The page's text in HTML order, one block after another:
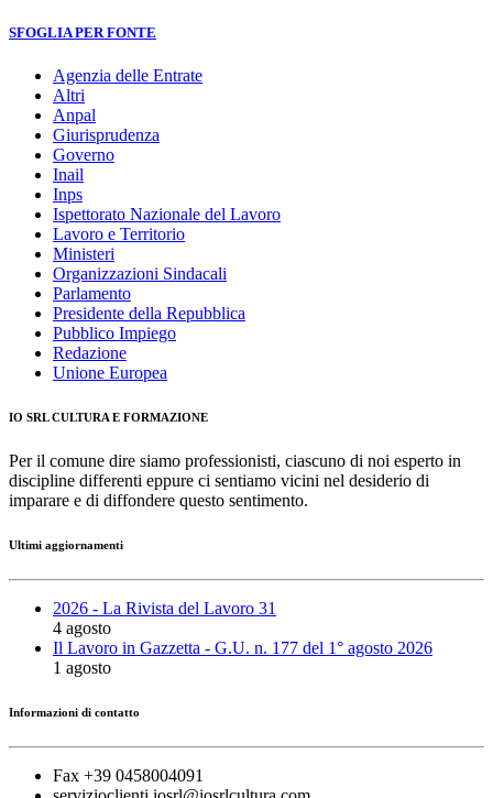
SFOGLIA PER FONTE
Agenzia delle Entrate
Altri
Anpal
Giurisprudenza
Governo
Inail
Inps
Ispettorato Nazionale del Lavoro
Lavoro e Territorio
Ministeri
Organizzazioni Sindacali
Parlamento
Presidente della Repubblica
Pubblico Impiego
Redazione
Unione Europea
IO SRL CULTURA E FORMAZIONE
Per il comune dire siamo professionisti, ciascuno di noi esperto in
discipline differenti eppure ci sentiamo vicini nel desiderio di
imparare e di diffondere questo sentimento.
Ultimi aggiornamenti
2026 - La Rivista del Lavoro 31
4 agosto
Il Lavoro in Gazzetta - G.U. n. 177 del 1° agosto 2026
1 agosto
Informazioni di contatto
Fax +39 0458004091